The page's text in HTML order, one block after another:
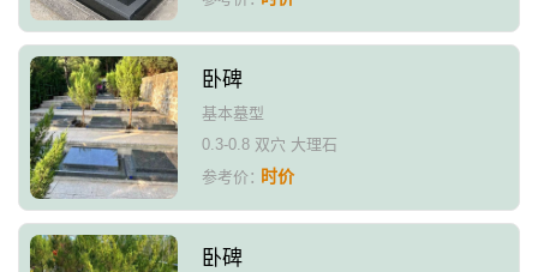
卧碑
基本墓型
0.3-0.8 双穴 大理石
参考价：时价
卧碑